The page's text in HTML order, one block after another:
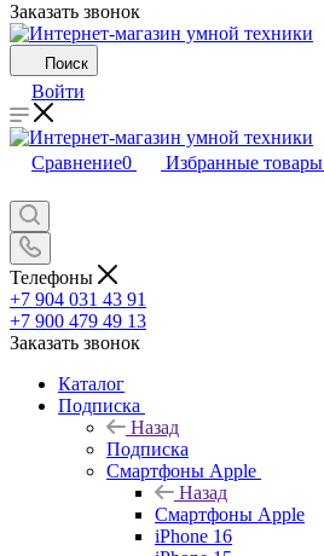
Заказать звонок
Поиск
Войти
Сравнение0 Избранные товары
Телефоны
+7 904 031 43 91
+7 900 479 49 13
Заказать звонок
Каталог
Подписка
Назад
Подписка
Смартфоны Apple
Назад
Смартфоны Apple
iPhone 16